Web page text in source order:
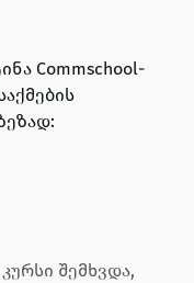
Commschool-
შემხვდა,